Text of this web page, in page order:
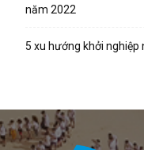
năm 2022
5 xu hướng khởi